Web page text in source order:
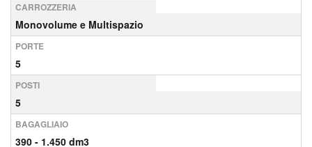
CARROZZERIA
Monovolume e Multispazio
PORTE
5
POSTI
5
BAGAGLIAIO
390 - 1.450 dm3